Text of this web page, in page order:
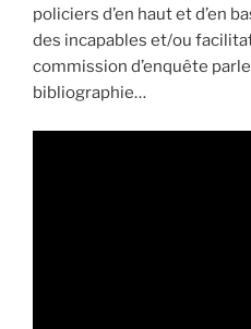
policiers d’en haut et d’en
des incapables et/ou
commission d’enquête
bibliographie…